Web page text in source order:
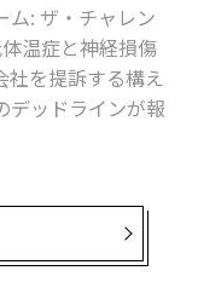
組」過半数を制作
やアップルに圧勝
にシフトチェンジ
クス
画
ム: ザ・チャレン
温症と神経損傷
社を提訴する構え
デッドラインが報
級のヒット番組
かれたゲーム
。参加者456人の